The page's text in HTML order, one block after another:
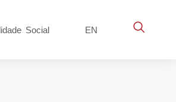
Social EN